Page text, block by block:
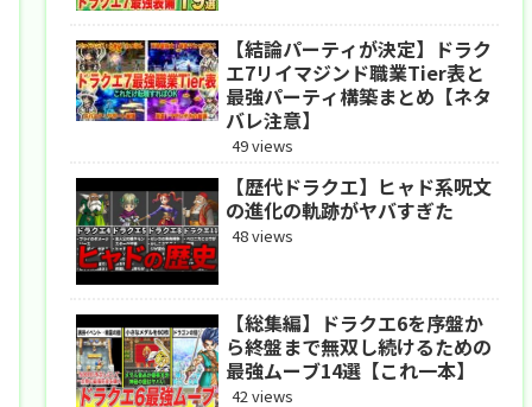
【結論パーティが決定】ドラク
エ7リイマジンド職業Tier表と
最強パーティ構築まとめ【ネタ
バレ注意】
49 views
【歴代ドラクエ】ヒャド系呪文
の進化の軌跡がヤバすぎた
48 views
【総集編】ドラクエ6を序盤か
ら終盤まで無双し続けるための
最強ムーブ14選【これ一本】
42 views